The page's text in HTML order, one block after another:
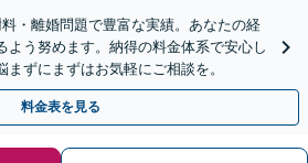
料・離婚問題で豊富な実績。あなたの経
よう努めます。納得の料金体系で安心し
ずにまずはお気軽にご相談を。
料金表を見る